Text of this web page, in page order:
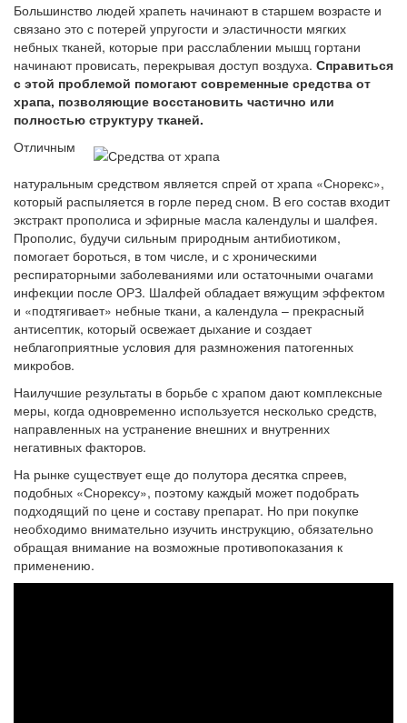
Большинство людей храпеть начинают в старшем возрасте и
связано это с потерей упругости и эластичности мягких
небных тканей, которые при расслаблении мышц гортани
начинают провисать, перекрывая доступ воздуха. Справиться
с этой проблемой помогают современные средства от
храпа, позволяющие восстановить частично или
полностью структуру тканей.
Отличным
натуральным средством является спрей от храпа «Снорекс»,
который распыляется в горле перед сном. В его состав входит
экстракт прополиса и эфирные масла календулы и шалфея.
Прополис, будучи сильным природным антибиотиком,
помогает бороться, в том числе, и с хроническими
респираторными заболеваниями или остаточными очагами
инфекции после ОРЗ. Шалфей обладает вяжущим эффектом
и «подтягивает» небные ткани, а календула – прекрасный
антисептик, который освежает дыхание и создает
неблагоприятные условия для размножения патогенных
микробов.
Наилучшие результаты в борьбе с храпом дают комплексные
меры, когда одновременно используется несколько средств,
направленных на устранение внешних и внутренних
негативных факторов.
На рынке существует еще до полутора десятка спреев,
подобных «Снорексу», поэтому каждый может подобрать
подходящий по цене и составу препарат. Но при покупке
необходимо внимательно изучить инструкцию, обязательно
обращая внимание на возможные противопоказания к
применению.